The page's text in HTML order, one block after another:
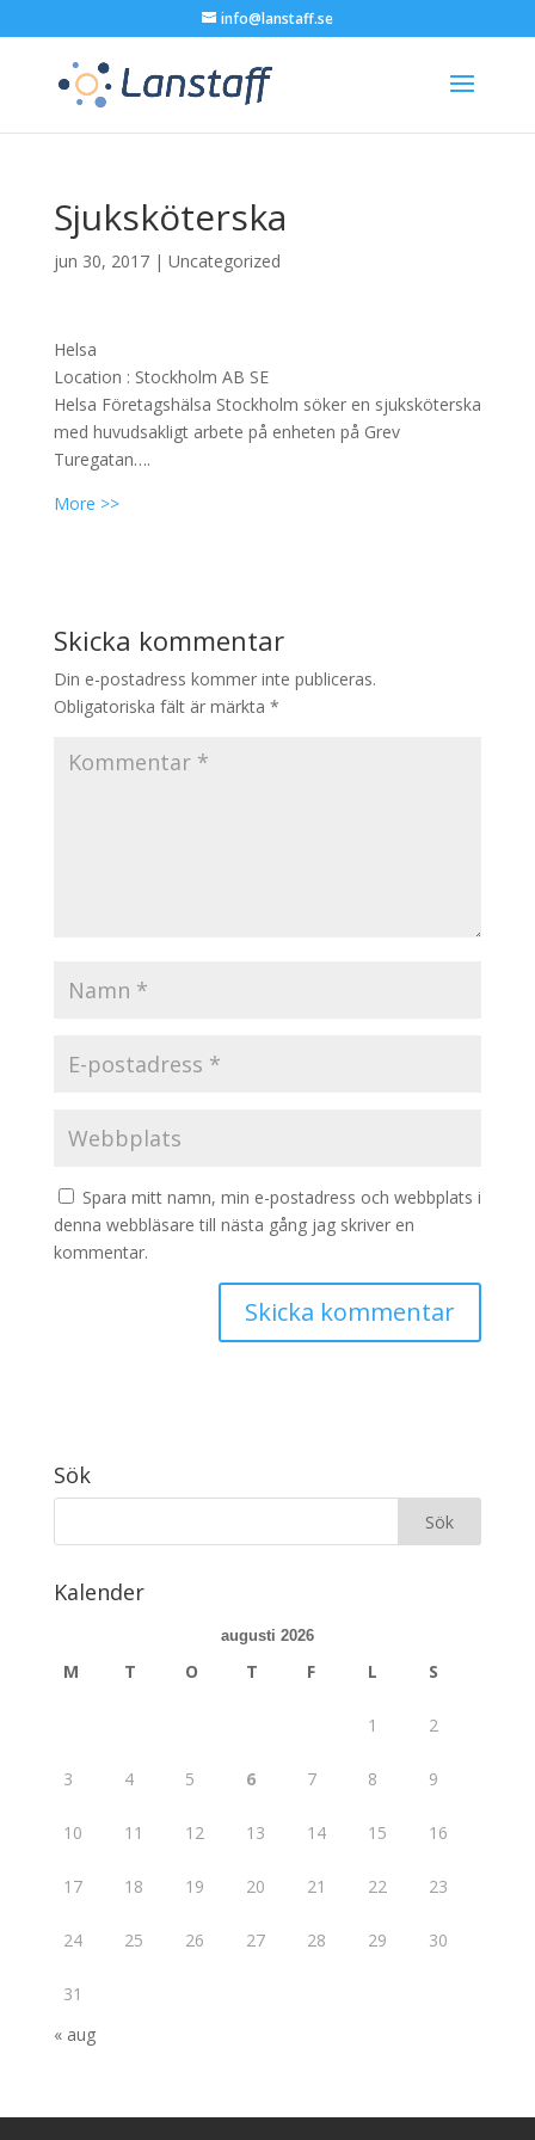
info@lanstaff.se
Sjuksköterska
jun 30, 2017| Uncategorized
Helsa
Location : Stockholm AB SE
Helsa Företagshälsa Stockholm söker en sjuksköterska
med huvudsakligt arbete på enheten på Grev
Turegatan….
More >>
Skicka kommentar
Din e-postadress kommer inte publiceras.
Obligatoriska fält är märkta *
Spara mitt namn, min e-postadress och webbplats i
denna webbläsare till nästa gång jag skriver en
kommentar.
Sök
Kalender
augusti 2026
M T O T F L S
1 2
3 4 5 6 7 8 9
10 11 12 13 14 15 16
17 18 19 20 21 22 23
24 25 26 27 28 29 30
31
« aug